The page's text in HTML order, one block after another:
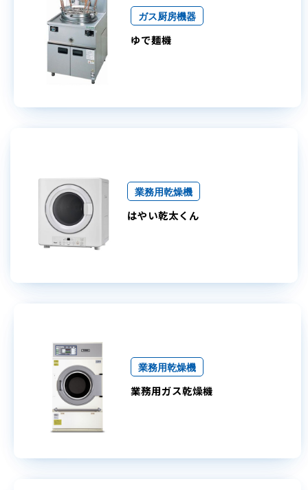
ガス厨房機器
ゆで麺機
業務用乾燥機
はやい乾太くん
業務用乾燥機
業務用ガス乾燥機